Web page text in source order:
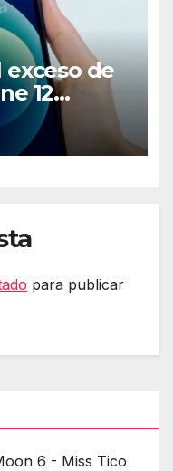
de
12
para publicar
6 - Miss Tico